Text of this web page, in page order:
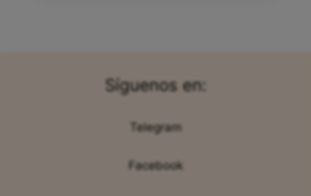
Síguenos en:
Telegram
Facebook